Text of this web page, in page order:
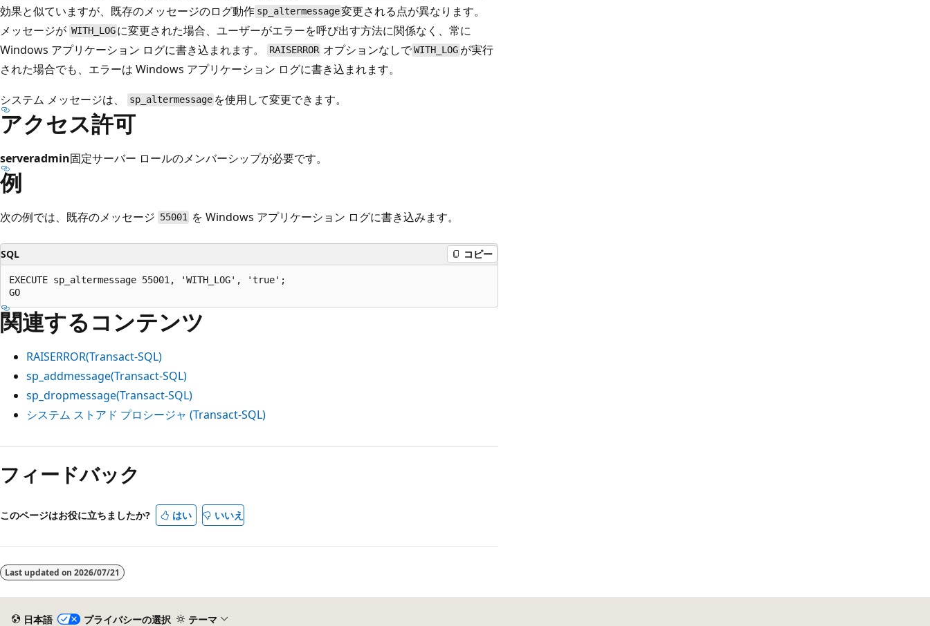
効果と似ていますが、既存のメッセージのログ動作 sp_altermessage変更される点が異なります。
メッセージが WITH_LOG に変更された場合、ユーザーがエラーを呼び出す方法に関係なく、常に
Windows アプリケーション ログに書き込まれます。
RAISERROR オプションなしでWITH_LOG が実行
された場合でも、エラーは Windows アプリケーション ログに書き込まれます。
システム メッセージは、
sp_altermessage を使用して変更できます。
アクセス許可
serveradmin固定サーバー ロールのメンバーシップが必要です。
例
次の例では、既存のメッセージ 55001 を Windows アプリケーション ログに書き込みます。
SQL コピー
EXECUTE sp_altermessage 55001, 'WITH_LOG', 'true';
関連するコンテンツ
RAISERROR(Transact-SQL)
sp_addmessage(Transact-SQL)
sp_dropmessage(Transact-SQL)
システム ストアド プロシージャ (Transact-SQL)
フィードバック
このページはお役に立ちましたか? はい いいえ
Last updated on 2026/07/21
日本語 プライバシーの選択 テーマ